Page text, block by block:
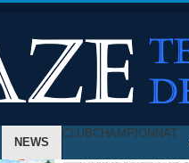
NEWS
CLUBCHAMPIONNAT